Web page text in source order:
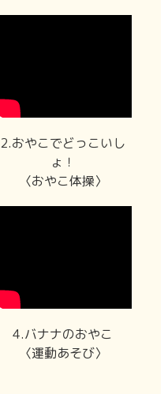
2.おやこでどっこいし
ょ！
〈おやこ体操〉
4.バナナのおやこ
〈運動あそび〉